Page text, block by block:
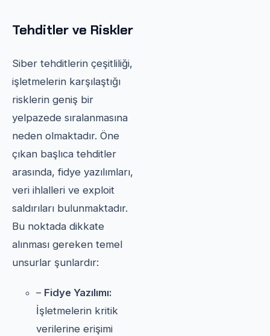
Tehditler ve Riskler
Siber tehditlerin çeşitliliği,
işletmelerin karşılaştığı
risklerin geniş bir
yelpazede sıralanmasına
neden olmaktadır. Öne
çıkan başlıca tehditler
arasında, fidye yazılımları,
veri ihlalleri ve exploit
saldırıları bulunmaktadır.
Bu noktada dikkate
alınması gereken temel
unsurlar şunlardır:
– Fidye Yazılımı:
İşletmelerin kritik
verilerine erişimi